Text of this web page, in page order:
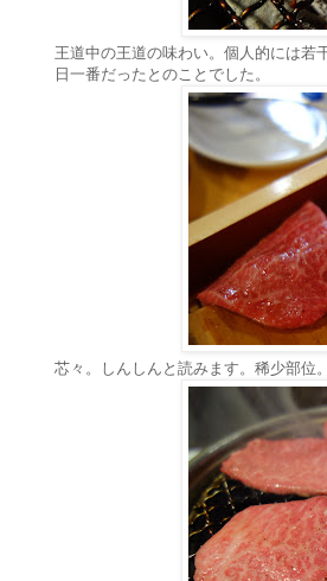
王道中の王道の味わい。個人的には若
日一番だったとのことでした。
芯々。しんしんと読みます。稀少部位